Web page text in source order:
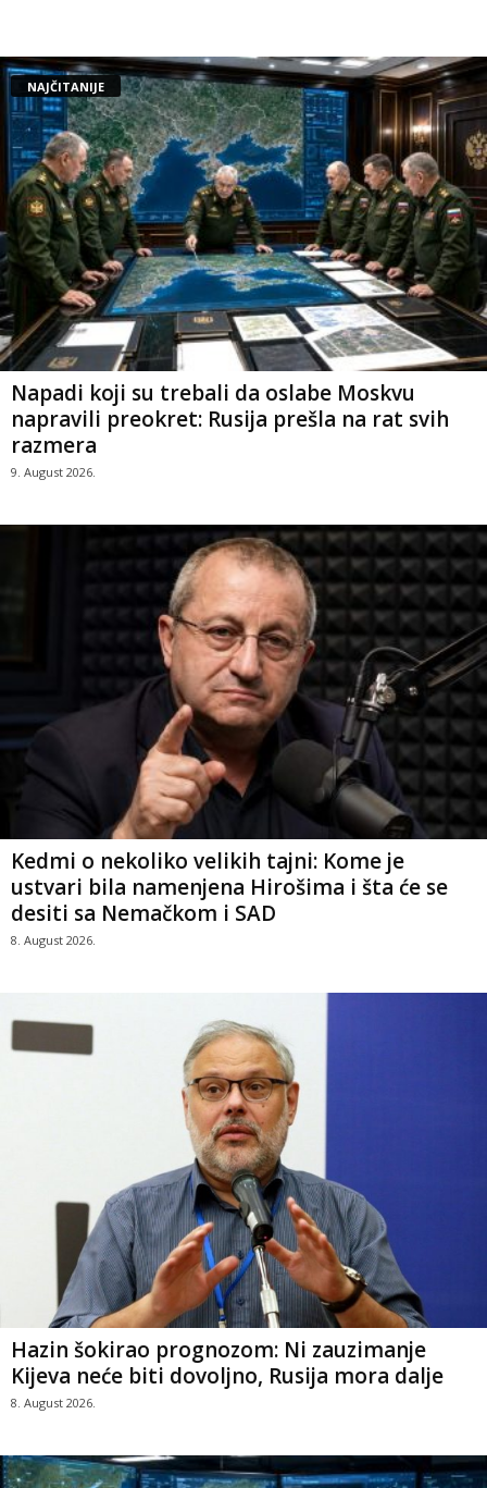
NAJČITANIJE
Napadi koji su trebali da oslabe Moskvu
napravili preokret: Rusija prešla na rat svih
razmera
9. August 2026.
Kedmi o nekoliko velikih tajni: Kome je
ustvari bila namenjena Hirošima i šta će se
desiti sa Nemačkom i SAD
8. August 2026.
Hazin šokirao prognozom: Ni zauzimanje
Kijeva neće biti dovoljno, Rusija mora dalje
8. August 2026.